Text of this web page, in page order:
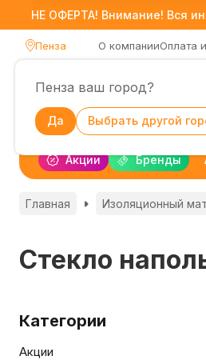
НЕ ОФЕРТА! Внимание! Вся
Пенза
Пенза ваш город?
Да Выбрать другой
О компанииОплата
Акции Бренды
Главная Изоляционный
Стекло
Категории
Акции